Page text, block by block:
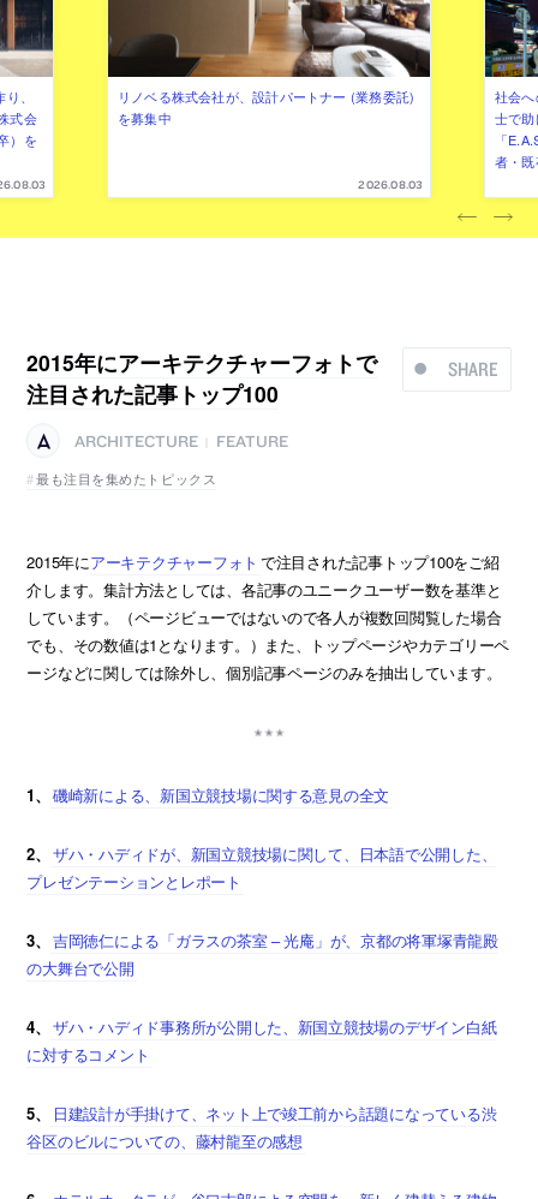
、
式会
）を
リノベる株式会社が、設計パートナー (業務委託)
を募集中
2026.08.03
社会
士で
「
者・
SHARE
2015年にアーキテクチャーフォトで
注目された記事トップ100
ARCHITECTURE
FEATURE
最も注目を集めたトピックス
2015年にアーキテクチャーフォト で注目された記事トップ100をご紹
介します。集計方法としては、各記事のユニークユーザー数を基準と
しています。（ページビューではないので各人が複数回閲覧した場合
でも、その数値は1となります。）また、トップページやカテゴリーペ
ージなどに関しては除外し、個別記事ページのみを抽出しています。
1、 磯崎新による、新国立競技場に関する意見の全文
2、 ザハ・ハディドが、新国立競技場に関して、日本語で公開した、
プレゼンテーションとレポート
3、 吉岡徳仁による「ガラスの茶室 – 光庵」が、京都の将軍塚青龍殿
の大舞台で公開
4、 ザハ・ハディド事務所が公開した、新国立競技場のデザイン白紙
に対するコメント
5、
日建設計が手掛けて、ネット上で竣工前から話題になっている渋
谷区のビルについての、藤村龍至の感想